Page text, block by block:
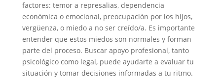
factores: temor a represalias, dependencia
económica o emocional, preocupación por los hijos,
vergüenza, o miedo a no ser creído/a. Es importante
entender que estos miedos son normales y forman
parte del proceso. Buscar apoyo profesional, tanto
psicológico como legal, puede ayudarte a evaluar tu
situación y tomar decisiones informadas a tu ritmo.